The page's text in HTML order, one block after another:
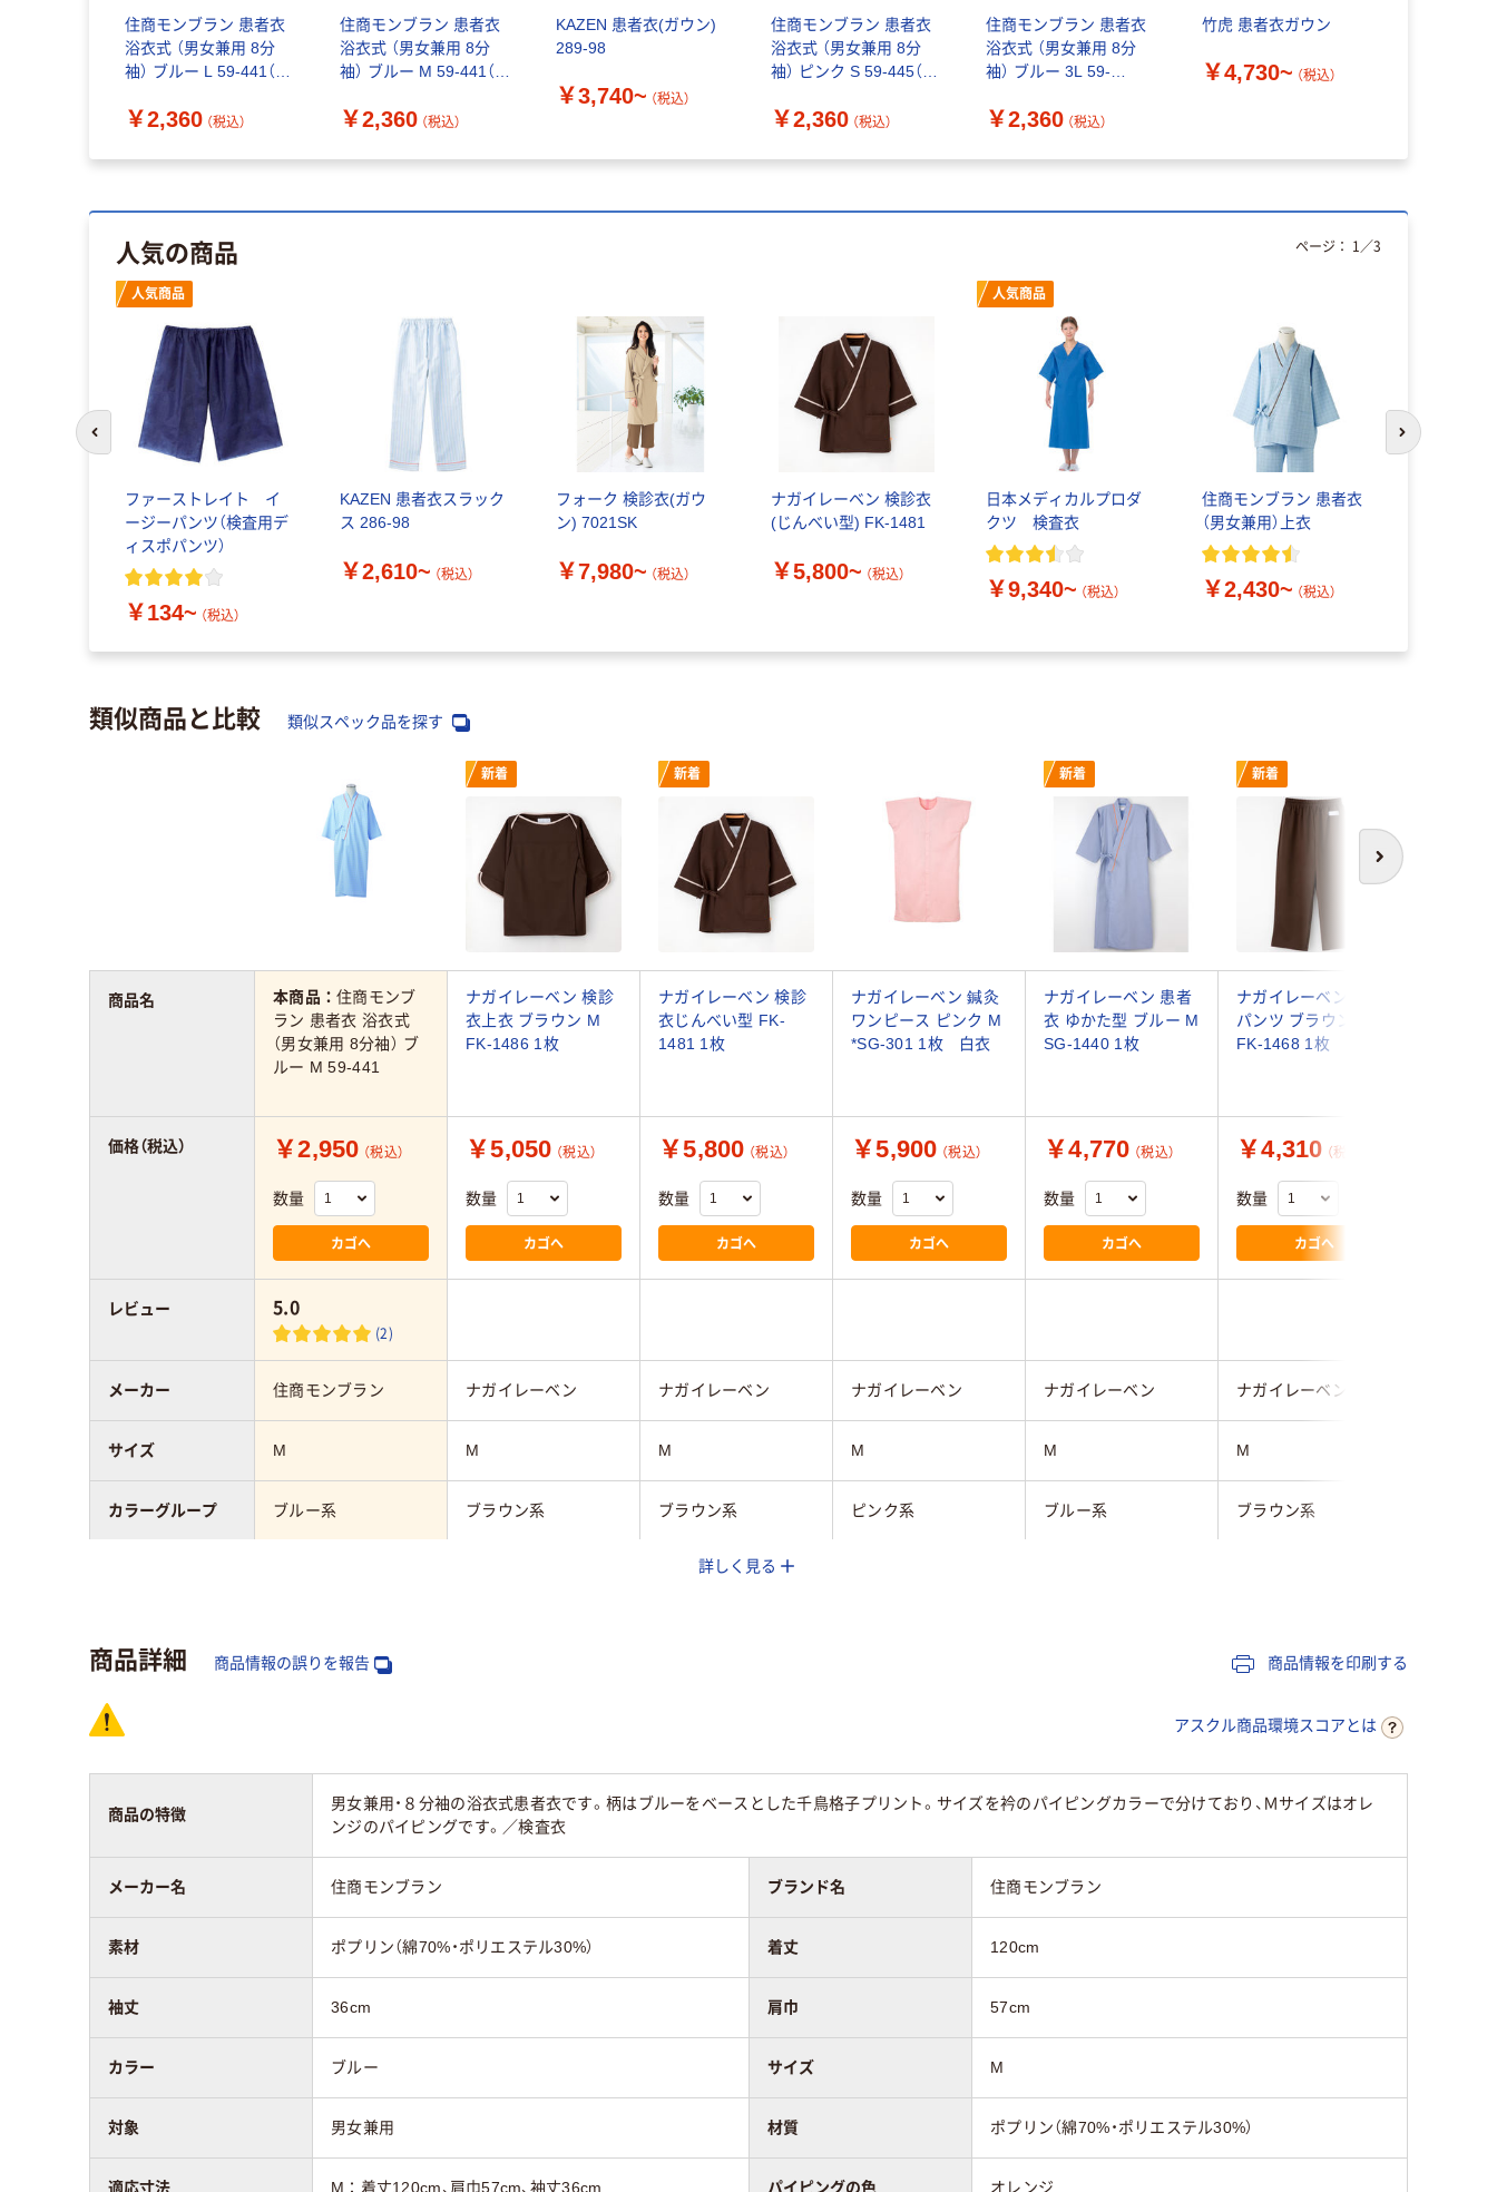
住商モンブラン 患者衣
浴衣式 （男女兼用 8分
袖） ブルー L 59-441（わ
￥2,360 （税込）
住商モンブラン 患者衣
浴衣式 （男女兼用 8分
袖） ブルー M 59-441（わ
￥2,360 （税込）
KAZEN 患者衣(ガウン)
289-98
￥3,740~ （税込）
住商モンブラン 患者衣
浴衣式 （男女兼用 8分
袖） ピンク S 59-445（わ
￥2,360 （税込）
住商モンブラン 患者衣
浴衣式 （男女兼用 8分
袖） ブルー 3L 59-
￥2,360 （税込）
竹虎 患者衣ガウン
￥4,730~ （税込）
人気の商品
人気商品
ファーストレイト イ
ージーパンツ（検査用デ
ィスポパンツ）
￥134~ （税込）
KAZEN 患者衣スラック
ス 286-98
￥2,610~ （税込）
フォーク 検診衣(ガウ
ン) 7021SK
￥7,980~ （税込）
ナガイレーベン 検診衣
(じんべい型) FK-1481
￥5,800~ （税込）
人気商品
日本メディカルプロダ
クツ 検査衣
￥9,340~ （税込）
住商モンブラン 患者衣
（男女兼用）上衣
￥2,430~ （税込）
ページ： 1 ／3
前のスライドへ 次のスライド
類似商品と比較 類似スペック品を探す
次へ
新着 新着 新着 新着
本商品：住商モンブ
ラン 患者衣 浴衣式
（男女兼用 8分袖） ブ
ルー M 59-441
ナガイレーベン 検診
衣上衣 ブラウン M
FK-1486 1枚
ナガイレーベン 検診
衣じんべい型 FK-
1481 1枚
ナガイレーベン 鍼灸
ワンピース ピンク M
*SG-301 1枚 白衣
ナガイレーベン 患者
衣 ゆかた型 ブルー M
SG-1440 1枚
ナガイレーベン 検診
パンツ ブラウン M
FK-1468 1枚
￥2,950 （税込）
数量
カゴへ
￥5,050 （税込）
数量
カゴへ
￥5,800 （税込）
数量
カゴへ
￥5,900 （税込）
数量
カゴへ
￥4,770 （税込）
数量
カゴへ
￥4,310 （税込）
数量
カゴへ
5.0
(2)
住商モンブラン ナガイレーベン ナガイレーベン ナガイレーベン ナガイレーベン ナガイレーベン
M M M M M M
ブルー系 ブラウン系 ブラウン系 ピンク系 ブルー系 ブラウン系
男女兼用
商品名
価格（税込）
レビュー
メーカー
サイズ
カラーグループ
詳しく見る
商品詳細 商品情報の誤りを報告 商品情報を印刷する
アスクル商品環境スコアとは
商品の特徴
男女兼用・８分袖の浴衣式患者衣です。柄はブルーをベースとした千鳥格子プリント。サイズを衿のパイピングカラーで分けており、Ｍサイズはオレ
ンジのパイピングです。／検査衣
メーカー名 住商モンブラン ブランド名 住商モンブラン
素材 ポプリン（綿70%・ポリエステル30%） 着丈 120cm
袖丈 36cm 肩巾 57cm
カラー ブルー サイズ M
対象 男女兼用 材質 ポプリン（綿70%・ポリエステル30%）
適応寸法 M：着丈120cm、肩巾57cm、袖丈36cm パイピングの色 オレンジ